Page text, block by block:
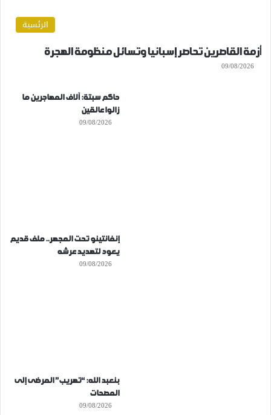
الرئسية
أزمة القاصرين تحاصر إسبانيا وتسائل منظومة الهجرة
09/08/2026
حاكم سبتة: آلاف المهاجرين ما
زالوا عالقين
09/08/2026
إنفانتينو تحت المجهر.. ملف قديم
يعود لتهديد عرشه
09/08/2026
بنعبد الله: “تهريب” المرضى إلى
المصحات
09/08/2026